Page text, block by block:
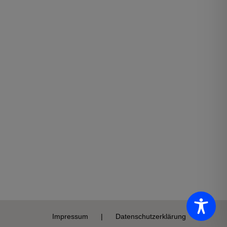
Impressum Datenschutzerklärung